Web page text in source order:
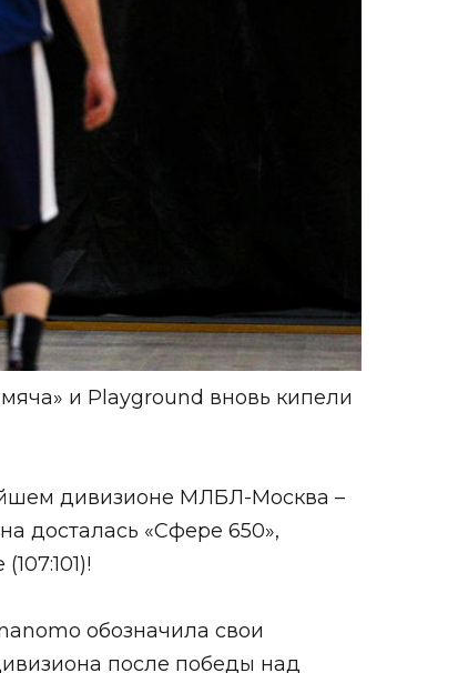
и Playground вновь кипели
дивизионе МЛБЛ-Москва –
досталась «Сфере 650»,
обозначила свои
после победы над